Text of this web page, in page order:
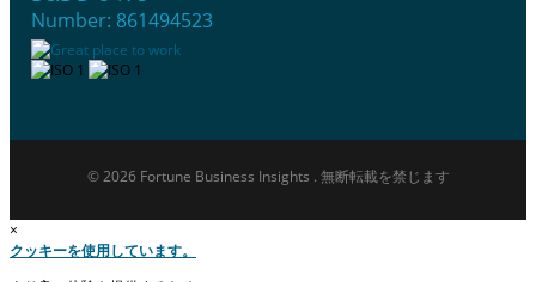
Number: 861494523
© 2026 Fortune Business Insights . 無断転載を禁じます
×
クッキーを使用しています。